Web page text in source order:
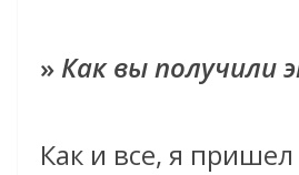
» Как вы получили
Как и все, я пришел